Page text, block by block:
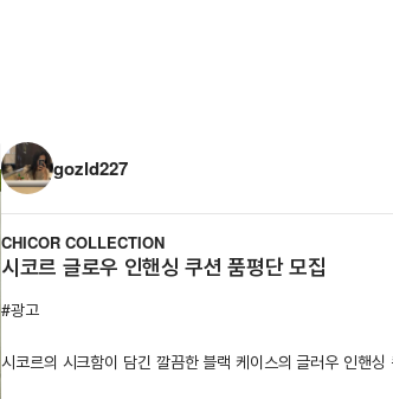
gozld227
CHICOR COLLECTION
시코르 글로우 인핸싱 쿠션 품평단 모집
#광고
시코르의 시크함이 담긴 깔끔한 블랙 케이스의 글러우 인핸싱